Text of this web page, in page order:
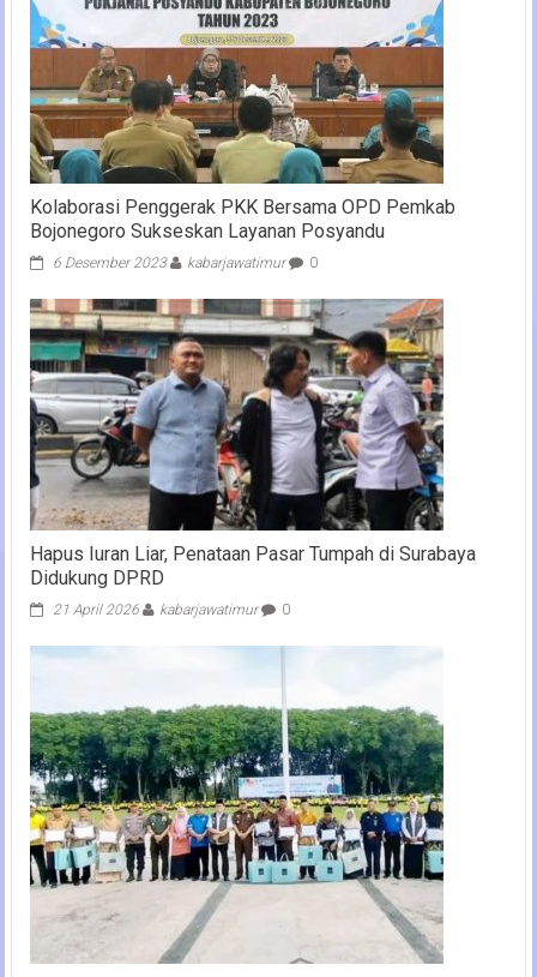
Kolaborasi Penggerak PKK Bersama OPD Pemkab
Bojonegoro Sukseskan Layanan Posyandu
6 Desember 2023 kabarjawatimur 0
Hapus Iuran Liar, Penataan Pasar Tumpah di Surabaya
Didukung DPRD
21 April 2026 kabarjawatimur 0